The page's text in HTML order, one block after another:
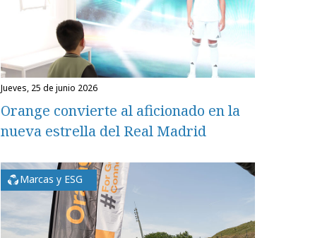
jueves, 25 de junio 2026
Orange convierte al aficionado en la
nueva estrella del Real Madrid
Marcas y ESG